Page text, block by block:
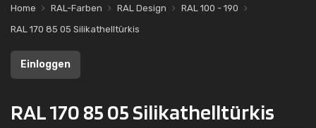
Home RAL-Farben RAL Design
RAL 100 - 190
RAL 170 85 05 Silikathelltürkis
Einloggen
RAL 170 85 05 Silikathelltürkis